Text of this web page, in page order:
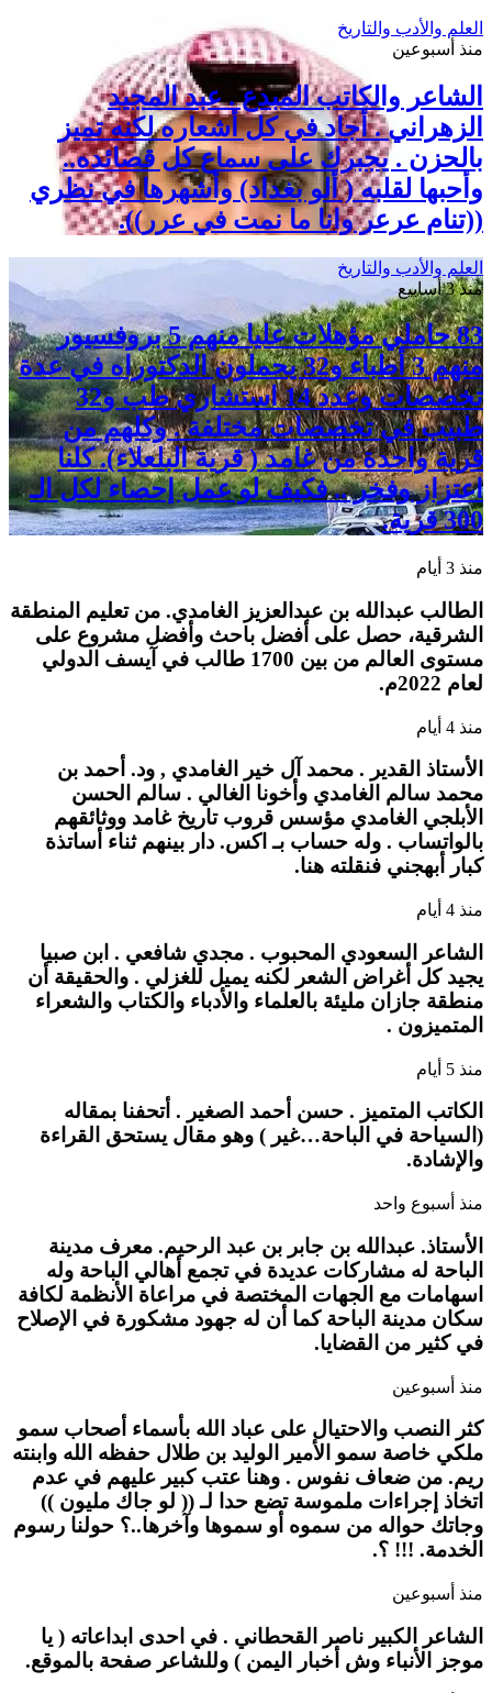
العلم والأدب والتاريخ
منذ أسبوعين
الشاعر والكاتب المبدع . عبد المجيد
الزهراني . أجاد في كل أشعاره لكنه تميز
بالحزن . يجبرك على سماع كل قصائده..
وأحبها لقلبه ( ألو بغداد) وأشهرها في نظري
((تنام عرعر وانا ما نمت في عرر)).
العلم والأدب والتاريخ
منذ 3 أسابيع
83 حاملي مؤهلات عليا منهم 5 بروفسيور
منهم 3 أطباء و32 يحملون الدكتوراه في عدة
تخصصات وعدد 14 استشاري طب و32
طبيب في تخصصات مختلفة . وكلهم من
قرية واحدة من غامد ( قرية البلعلاء). كلنا
اعتزاز وفخر .. فكيف لو عمل إحصاء لكل الـ
300 قرية.
منذ 3 أيام
الطالب عبدالله بن عبدالعزيز الغامدي. من تعليم المنطقة
الشرقية، حصل على أفضل باحث وأفضل مشروع على
مستوى العالم من بين 1700 طالب في آيسف الدولي
لعام 2022م.
منذ 4 أيام
الأستاذ القدير . محمد آل خير الغامدي , ود. أحمد بن
محمد سالم الغامدي وأخونا الغالي . سالم الحسن
الأبلجي الغامدي مؤسس قروب تاريخ غامد ووثائقهم
بالواتساب . وله حساب بـ اكس. دار بينهم ثناء أساتذة
كبار أبهجني فنقلته هنا.
منذ 4 أيام
الشاعر السعودي المحبوب . مجدي شافعي . ابن صبيا
يجيد كل أغراض الشعر لكنه يميل للغزلي . والحقيقة أن
منطقة جازان مليئة بالعلماء والأدباء والكتاب والشعراء
المتميزون .
منذ 5 أيام
الكاتب المتميز . حسن أحمد الصغير . أتحفنا بمقاله
(السياحة في الباحة…غير ) وهو مقال يستحق القراءة
والإشادة.
منذ أسبوع واحد
الأستاذ. عبدالله بن جابر بن عبد الرحيم. معرف مدينة
الباحة له مشاركات عديدة في تجمع أهالي الباحة وله
اسهامات مع الجهات المختصة في مراعاة الأنظمة لكافة
سكان مدينة الباحة كما أن له جهود مشكورة في الإصلاح
في كثير من القضايا.
منذ أسبوعين
كثر النصب والاحتيال على عباد الله بأسماء أصحاب سمو
ملكي خاصة سمو الأمير الوليد بن طلال حفظه الله وابنته
ريم. من ضعاف نفوس . وهنا عتب كبير عليهم في عدم
اتخاذ إجراءات ملموسة تضع حدا لـ (( لو جاك مليون ))
وجاتك حواله من سموه أو سموها وآخرها..؟ حولنا رسوم
الخدمة. !!! ؟.
منذ أسبوعين
الشاعر الكبير ناصر القحطاني . في احدى ابداعاته ( يا
موجز الأنباء وش أخبار اليمن ) وللشاعر صفحة بالموقع.